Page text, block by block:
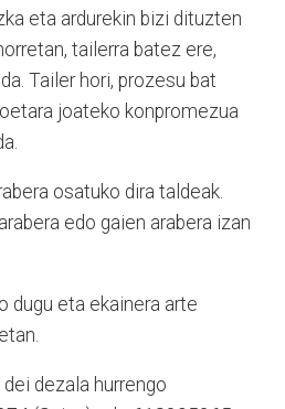
eta ardurekin bizi dituzten
tailerra batez ere,
Tailer hori, prozesu bat
joateko konpromezua
osatuko dira taldeak.
edo gaien arabera izan
dugu eta ekainera arte
dezala hurrengo